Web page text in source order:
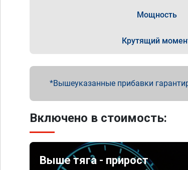
Мощность
Крутящий
Вышеуказанные прибавки
Включено в стоимость:
Выше тяга - прирост